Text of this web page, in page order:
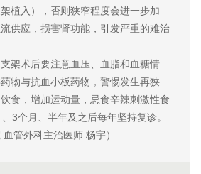
植入），否则狭窄程度会进一步加
供应，损害肾功能，引发严重的难治
术后要注意血压、血脂和血糖情
物与抗血小板药物，警惕发生再狭
食，增加运动量，忌食辛辣刺激性食
3个月、半年及之后每年坚持复诊。
血管外科主治医师 杨宇）